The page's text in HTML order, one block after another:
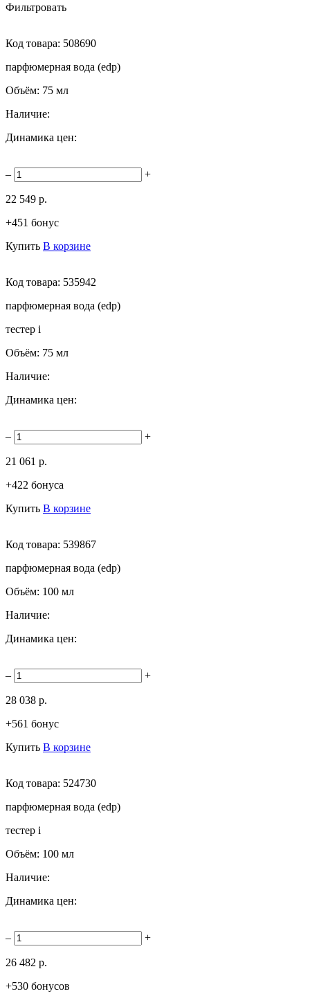
Фильтровать
Код товара: 508690
парфюмерная вода (edp)
Объём: 75 мл
Наличие:
Динамика цен:
– +
22 549 р.
+451 бонус
Купить В корзине
Код товара: 535942
парфюмерная вода (edp)
тестер i
Объём: 75 мл
Наличие:
Динамика цен:
– +
21 061 р.
+422 бонуса
Купить В корзине
Код товара: 539867
парфюмерная вода (edp)
Объём: 100 мл
Наличие:
Динамика цен:
– +
28 038 р.
+561 бонус
Купить В корзине
Код товара: 524730
парфюмерная вода (edp)
тестер i
Объём: 100 мл
Наличие:
Динамика цен:
– +
26 482 р.
+530 бонусов